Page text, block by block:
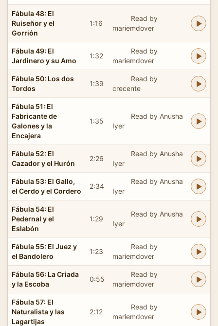
Fábula 48: El
Ruiseñor y el
Gorrión
1:16
Read by
mariemdover
Fábula 49: El
Jardinero y su Amo
1:32
Read by
mariemdover
Fábula 50: Los dos
Tordos
1:39
Read by
crecente
Fábula 51: El
Fabricante de
Galones y la
Encajera
1:35
Read by Anusha
Iyer
Fábula 52: El
Cazador y el Hurón
2:26
Read by Anusha
Iyer
Fábula 53: El Gallo,
el Cerdo y el Cordero
2:34
Read by Anusha
Iyer
Fábula 54: El
Pedernal y el
Eslabón
1:29
Read by Anusha
Iyer
Fábula 55: El Juez y
el Bandolero
1:23
Read by
mariemdover
Fábula 56: La Criada
y la Escoba
0:55
Read by
mariemdover
Fábula 57: El
Naturalista y las
Lagartijas
2:12
Read by
mariemdover